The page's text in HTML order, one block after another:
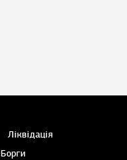
Ліквідація
Борги